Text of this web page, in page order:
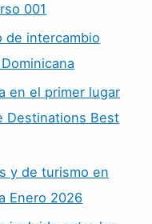
001
de intercambio
en el primer lugar
Destinations Best
y de turismo en
Enero 2026